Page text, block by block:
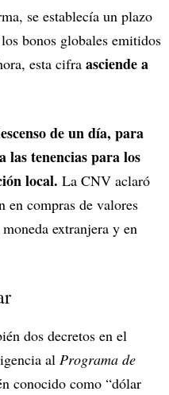
se establecía un plazo
bonos globales emitidos
esta cifra asciende a
de un día, para
las tenencias para los
local. La CNV aclaró
en compras de valores
extranjera y en
dos decretos en el
al Programa de
conocido como “dólar